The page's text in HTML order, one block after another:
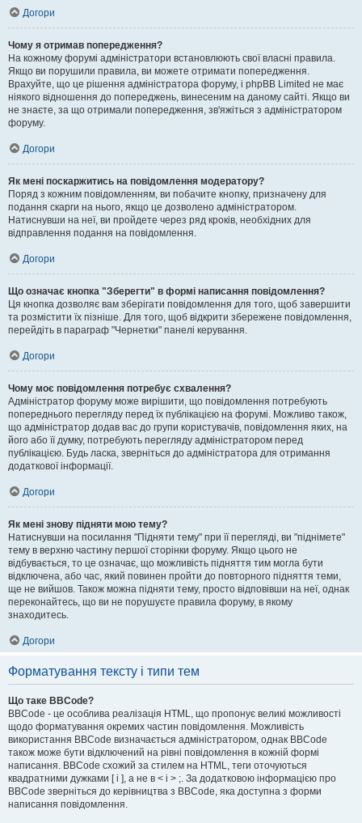
Догори
Чому я отримав попередження?
На кожному форумі адміністратори встановлюють свої власні правила.
Якщо ви порушили правила, ви можете отримати попередження.
Врахуйте, що це рішення адміністратора форуму, і phpBB Limited не має
ніякого відношення до попереджень, винесеним на даному сайті. Якщо ви
не знаєте, за що отримали попередження, зв'яжіться з адміністратором
форуму.
Догори
Як мені поскаржитись на повідомлення модератору?
Поряд з кожним повідомленням, ви побачите кнопку, призначену для
подання скарги на нього, якщо це дозволено адміністратором.
Натиснувши на неї, ви пройдете через ряд кроків, необхідних для
відправлення подання на повідомлення.
Догори
Що означає кнопка "Зберегти" в формі написання повідомлення?
Ця кнопка дозволяє вам зберігати повідомлення для того, щоб завершити
та розмістити їх пізніше. Для того, щоб відкрити збережене повідомлення,
перейдіть в параграф "Чернетки" панелі керування.
Догори
Чому моє повідомлення потребує схвалення?
Адміністратор форуму може вирішити, що повідомлення потребують
попереднього перегляду перед їх публікацією на форумі. Можливо також,
що адміністратор додав вас до групи користувачів, повідомлення яких, на
його або її думку, потребують перегляду адміністратором перед
публікацією. Будь ласка, зверніться до адміністратора для отримання
додаткової інформації.
Догори
Як мені знову підняти мою тему?
Натиснувши на посилання "Підняти тему" при її перегляді, ви "піднімете"
тему в верхню частину першої сторінки форуму. Якщо цього не
відбувається, то це означає, що можливість підняття тим могла бути
відключена, або час, який повинен пройти до повторного підняття теми,
ще не вийшов. Також можна підняти тему, просто відповівши на неї, однак
переконайтесь, що ви не порушуєте правила форуму, в якому
знаходитесь.
Догори
Форматування тексту і типи тем
Що таке BBCode?
BBCode - це особлива реалізація HTML, що пропонує великі можливості
щодо форматування окремих частин повідомлення. Можливість
використання BBCode визначається адміністратором, однак BBCode
також може бути відключений на рівні повідомлення в кожній формі
написання. BBCode схожий за стилем на HTML, теги оточуються
квадратними дужками [ і ], а не в < і > ;. За додатковою інформацією про
BBCode зверніться до керівництва з BBCode, яка доступна з форми
написання повідомлення.